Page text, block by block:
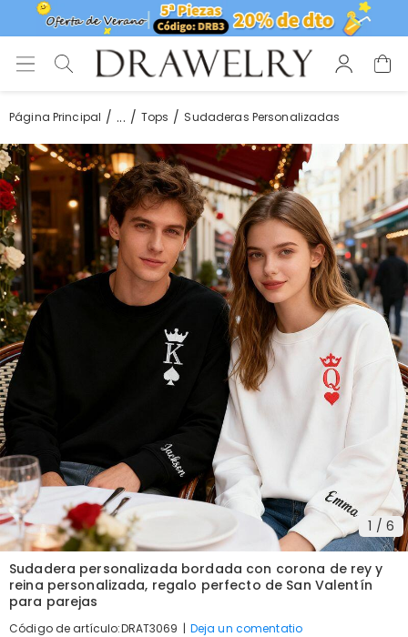
Página Principal ... Tops Sudaderas Personalizadas
1 / 6
Sudadera personalizada bordada con corona de rey y
reina personalizada, regalo perfecto de San Valentín
para parejas
Código de artículo:DRAT3069 | Deja un comentatio